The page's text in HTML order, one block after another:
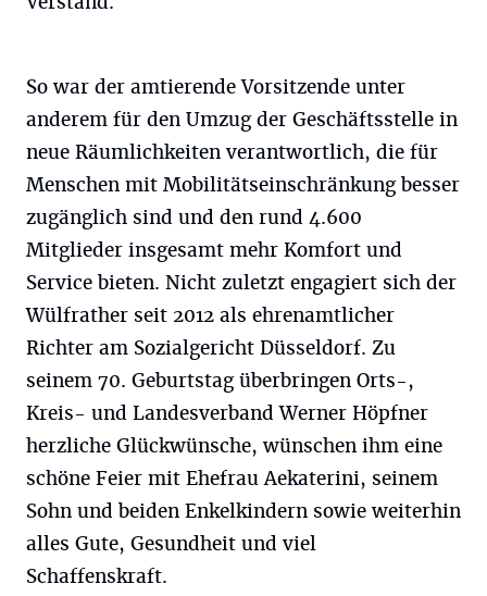
So war der amtierende Vorsitzende unter
anderem für den Umzug der Geschäftsstelle in
neue Räumlichkeiten verantwortlich, die für
Menschen mit Mobilitätseinschränkung besser
zugänglich sind und den rund 4.600
Mitglieder insgesamt mehr Komfort und
Service bieten. Nicht zuletzt engagiert sich der
Wülfrather seit 2012 als ehrenamtlicher
Richter am Sozialgericht Düsseldorf. Zu
seinem 70. Geburtstag überbringen Orts-,
Kreis- und Landesverband Werner Höpfner
herzliche Glückwünsche, wünschen ihm eine
schöne Feier mit Ehefrau Aekaterini, seinem
Sohn und beiden Enkelkindern sowie weiterhin
alles Gute, Gesundheit und viel
Schaffenskraft.